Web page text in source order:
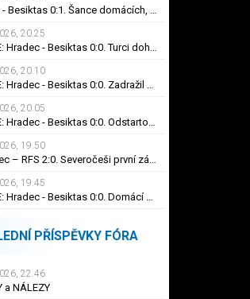
Hradec - Besiktas 0:1. Šance domácích, červená i smolný odraz. Votroci budou dotahovat
20.25
ONLINE: Hradec - Besiktas 0:0. Turci dohrávají v desíti! Umar ve stoprocentní šanci selhal
20.10
ONLINE: Hradec - Besiktas 0:0. Zadražil se blýskl skvělým zákrokem, Černý nedal tutovku
20.05
ONLINE: Hradec - Besiktas 0:0. Odstartoval druhý poločas, Černý spálil obrovskou šanci
19.50
Jablonec – RFS 2:0. Severočeši první zápas zvládli, do odvety si vezou nadějný náskok
19.45
ONLINE: Hradec - Besiktas 0:0. Domácí nápor na konci prvního poločasu, branka zatím nepadla
PŘÍSPĚVKY FÓRA
22.46
a NÁLEZY